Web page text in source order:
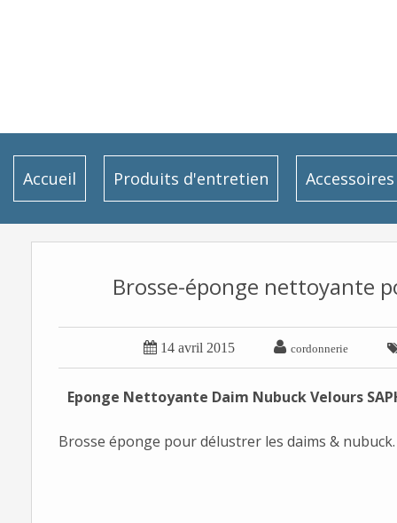
Accueil Produits d'entretien Accessoires
Brosse-éponge nettoyante
 14 avril 2015  cordonnerie
Eponge Nettoyante Daim Nubuck Velours
Brosse éponge pour délustrer les daims & nubuck.